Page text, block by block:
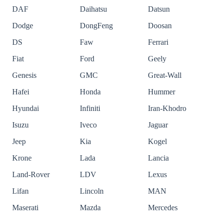
DAF Daihatsu
Datsun
Dodge
DongFeng
Doosan
DS
Faw
Ferrari
Fiat
Ford
Geely
Genesis
GMC
Great-Wall
Hafei
Honda
Hummer
Hyundai
Infiniti
Iran-Khodro
Isuzu
Iveco
Jaguar
Jeep
Kia
Kogel
Krone
Lada
Lancia
Land-Rover
LDV
Lexus
Lifan
Lincoln
MAN
Maserati
Mazda Mercedes